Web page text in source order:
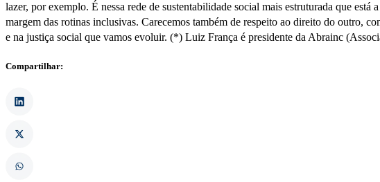
lazer, por exemplo. É nessa rede de sustentabilidade social mais estruturada que
margem das rotinas inclusivas. Carecemos também de respeito ao direito do outro,
e na justiça social que vamos evoluir. (*) Luiz França é presidente da Abrainc
Compartilhar: